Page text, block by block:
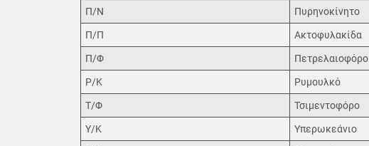
Π/Ν Πυρηνοκίνητο
Π/Π Ακτοφυλακίδα
Π/Φ Πετρελαιοφόρο
Ρ/Κ Ρυμουλκό
Τ/Φ Τσιμεντοφόρο
Υ/Κ Υπερωκεάνιο